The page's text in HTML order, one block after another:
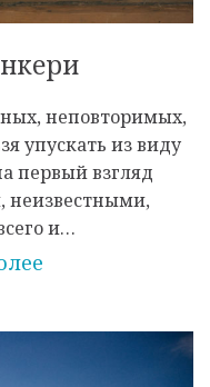
неповторимых,
упускать из виду
первый взгляд
неизвестными,
и…